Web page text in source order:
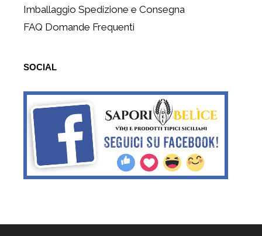
Imballaggio Spedizione e Consegna
FAQ Domande Frequenti
SOCIAL